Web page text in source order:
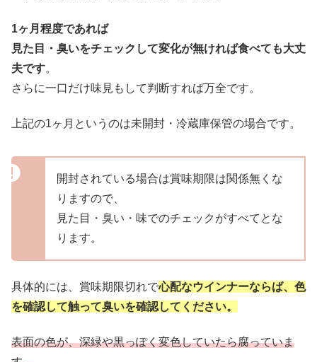
1ヶ月程度であれば
見た目・臭いをチェックして変化が無ければ食べても大丈
夫です。
さらに一口だけ味見もして判断すれば万全です。
上記の1ヶ月というのは未開封・冷蔵庫保管の場合です。
開封されている場合は賞味期限は関係無くな
りますので、
見た目・臭い・味でのチェックがすべてとな
ります。
具体的には、賞味期限切れで心配なウインナーならば、色
を確認して触って臭いを確認してください。
表面の色が、深緑や黒っぽく変色していたら腐っていま